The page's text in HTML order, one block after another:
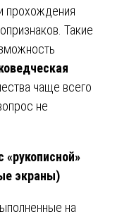
прохождения
Такие
чаще всего
не
экраны)
на